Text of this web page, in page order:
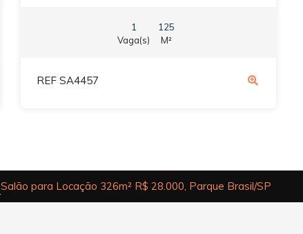
1
Vaga(s)
125
M²
REF SA4457
Salão para Locação 326m² R$ 28.000, Parque Brasil/SP